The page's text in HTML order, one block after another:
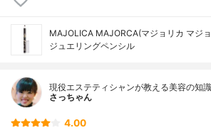
MAJOLICA MAJORCA(マジョリカ マジ
ジュエリングペンシル
現役エステティシャンが教える美容の知
さっちゃん
4.00